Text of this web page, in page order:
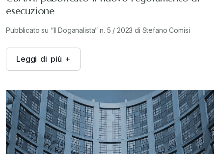
esecuzione
Pubblicato su “Il Doganalista” n. 5 / 2023 di Stefano Comisi
Leggi di più +